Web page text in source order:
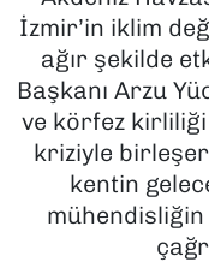
İzmir’in iklim
ağır şekilde
Başkanı Arzu
ve körfez
kriziyle
kentin
mühendisliğin
SAĞLIK
SPOR
TEKNOLOJİ
YAŞAM